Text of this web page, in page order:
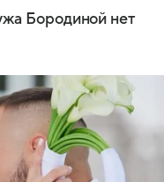
Бородиной нет